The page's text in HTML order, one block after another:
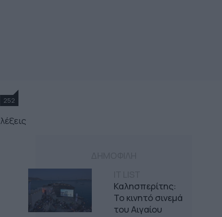
252
λέξεις
Καλησπερίτης:
Το κινητό σινεμά
του Αιγαίου